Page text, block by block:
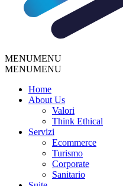
MENUMENU
MENUMENU
Home
About Us
Valori
Think Ethical
Servizi
Ecommerce
Turismo
Corporate
Sanitario